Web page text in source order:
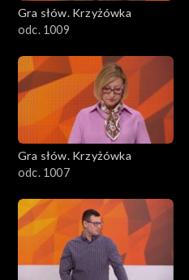
Gra słów. Krzyżówka
odc. 1009
Gra słów. Krzyżówka
odc. 1007